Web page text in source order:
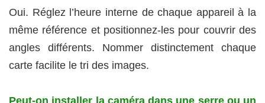
Oui. Réglez l’heure interne de chaque appareil à la
même référence et positionnez-les pour couvrir des
angles différents. Nommer distinctement chaque
carte facilite le tri des images.